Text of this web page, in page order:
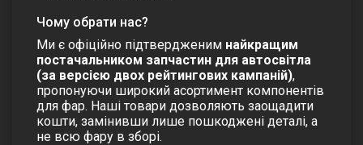
Чому обрати нас?
Ми є офіційно підтвердженим найкращим
постачальником запчастин для автосвітла
(за версією двох рейтингових кампаній),
пропонуючи широкий асортимент компонентів
для фар. Наші товари дозволяють заощадити
кошти, замінивши лише пошкоджені деталі, а
не всю фару в зборі.